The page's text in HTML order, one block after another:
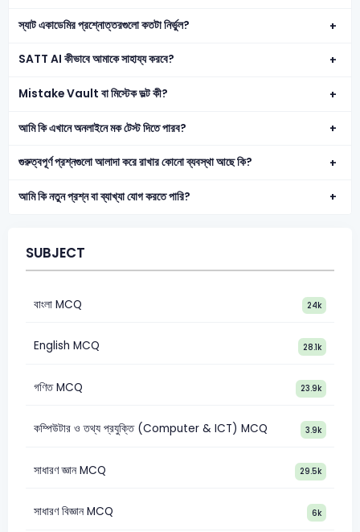
স্যাট একাডেমির প্রশ্নোত্তরগুলো কতটা নির্ভুল?
SATT AI কীভাবে আমাকে সাহায্য করবে?
Mistake Vault বা মিস্টেক ভল্ট কী?
আমি কি এখানে অনলাইনে মক টেস্ট দিতে পারব?
গুরুত্বপূর্ণ প্রশ্নগুলো আলাদা করে রাখার কোনো ব্যবস্থা আছে কি?
আমি কি নতুন প্রশ্ন বা ব্যাখ্যা যোগ করতে পারি?
SUBJECT
বাংলা MCQ 24k
English MCQ 28.1k
গণিত MCQ 23.9k
কম্পিউটার ও তথ্য প্রযুক্তি (Computer & ICT) MCQ 3.9k
সাধারণ জ্ঞান MCQ 29.5k
সাধারণ বিজ্ঞান MCQ 6k